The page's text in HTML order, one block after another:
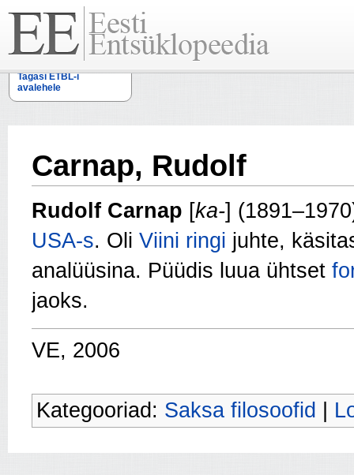
Tagasi ETBL-i
avalehele
Carnap, Rudolf
Rudolf Carnap [ka-]
USA-s. Oli Viini ringi juhte,
analüüsina. Püüdis luua ühtset
jaoks.
VE, 2006
Kategooriad: Saksa filosoofid